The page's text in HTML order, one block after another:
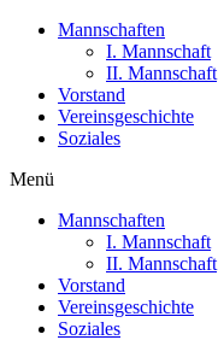
Mannschaften
I. Mannschaft
II. Mannschaft
Vorstand
Vereinsgeschichte
Soziales
Menü
Mannschaften
I. Mannschaft
II. Mannschaft
Vorstand
Vereinsgeschichte
Soziales